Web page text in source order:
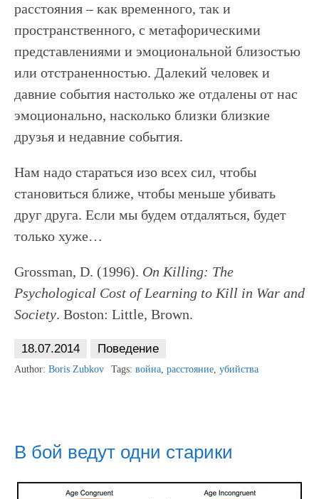
расстояния – как временного, так и
пространственного, с метафорическими
представлениями и эмоциональной близостью
или отстраненностью. Далекий человек и
давние события настолько же отдалены от нас
эмоционально, насколько близки близкие
друзья и недавние события.
Нам надо стараться изо всех сил, чтобы
становиться ближе, чтобы меньше убивать
друг друга. Если мы будем отдаляться, будет
только хуже…
Grossman, D. (1996). On Killing: The
Psychological Cost of Learning to Kill in War and
Society. Boston: Little, Brown.
18.07.2014 Поведение
Author: Boris Zubkov Tags: война, расстояние, убийства
В бой ведут одни старики